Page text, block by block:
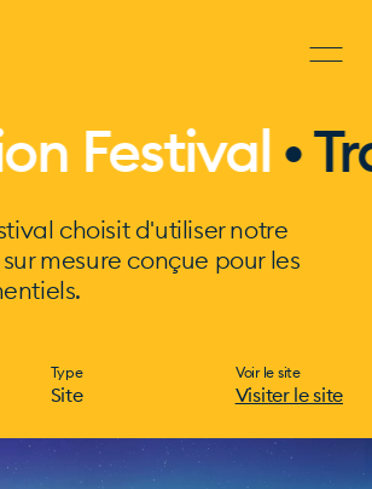
Festival•
choisit d'utiliser notre
mesure conçue pour les
Type
Site
Voir le site
Visiter le site